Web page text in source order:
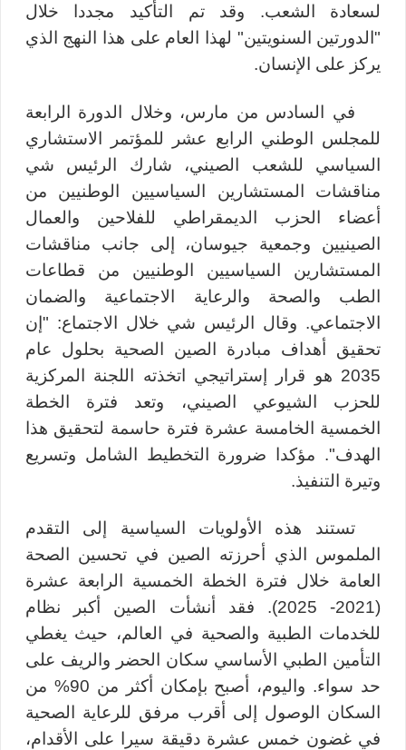
لسعادة الشعب. وقد تم التأكيد مجددا خلال
"الدورتين السنويتين" لهذا العام على هذا النهج الذي
يركز على الإنسان.
في السادس من مارس، وخلال الدورة الرابعة
للمجلس الوطني الرابع عشر للمؤتمر الاستشاري
السياسي للشعب الصيني، شارك الرئيس شي
مناقشات المستشارين السياسيين الوطنيين من
أعضاء الحزب الديمقراطي للفلاحين والعمال
الصينيين وجمعية جيوسان، إلى جانب مناقشات
المستشارين السياسيين الوطنيين من قطاعات
الطب والصحة والرعاية الاجتماعية والضمان
الاجتماعي. وقال الرئيس شي خلال الاجتماع: "إن
تحقيق أهداف مبادرة الصين الصحية بحلول عام
2035 هو قرار إستراتيجي اتخذته اللجنة المركزية
للحزب الشيوعي الصيني، وتعد فترة الخطة
الخمسية الخامسة عشرة فترة حاسمة لتحقيق هذا
الهدف". مؤكدا ضرورة التخطيط الشامل وتسريع
وتيرة التنفيذ.
تستند هذه الأولويات السياسية إلى التقدم
الملموس الذي أحرزته الصين في تحسين الصحة
العامة خلال فترة الخطة الخمسية الرابعة عشرة
(2021- 2025). فقد أنشأت الصين أكبر نظام
للخدمات الطبية والصحية في العالم، حيث يغطي
التأمين الطبي الأساسي سكان الحضر والريف على
حد سواء. واليوم، أصبح بإمكان أكثر من 90% من
السكان الوصول إلى أقرب مرفق للرعاية الصحية
في غضون خمس عشرة دقيقة سيرا على الأقدام،